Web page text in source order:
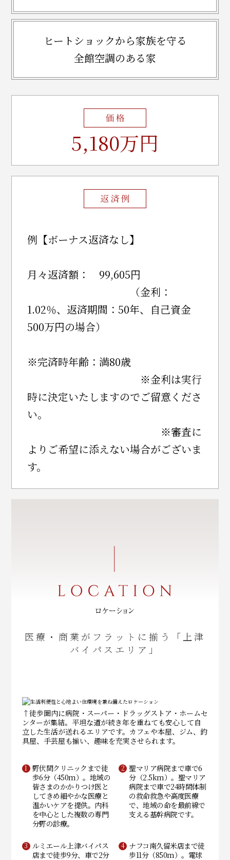
ヒートショックから家族を守る
全館空調のある家
5,180万円
例【ボーナス返済なし】
月々返済額： 99,605円
（金利：
1.02％、返済期間：50年、自己資金
500万円の場合）
※完済時年齢：満80歳
※金利は実行
時に決定いたしますのでご留意くださ
い。
※審査に
よりご希望に添えない場合がございま
す。
医療・商業がフラットに揃う「上津
バイパスエリア」
↑徒歩圏内に病院・スーパー・ドラッグストア・ホームセ
ンターが集結。平坦な道が続き年を重ねても安心して自
立した生活が送れるエリアです。カフェや本屋、ジム、釣
具屋、手芸屋も揃い、趣味を充実させられます。
野伏間クリニックまで徒
歩6分（450m）。地域の
皆さまのかかりつけ医と
してきめ細やかな医療と
温かいケアを提供。内科
を中心とした複数の専門
分野の診療。
聖マリア病院まで車で6
分（2.5km）。聖マリア
病院まで車で24時間体制
の救命救急や高度医療
で、地域の命を最前線で
支える基幹病院です。
ルミエール上津バイパス
店まで徒歩9分、車で2分
ナフコ南久留米店まで徒
歩11分（850m）。電球